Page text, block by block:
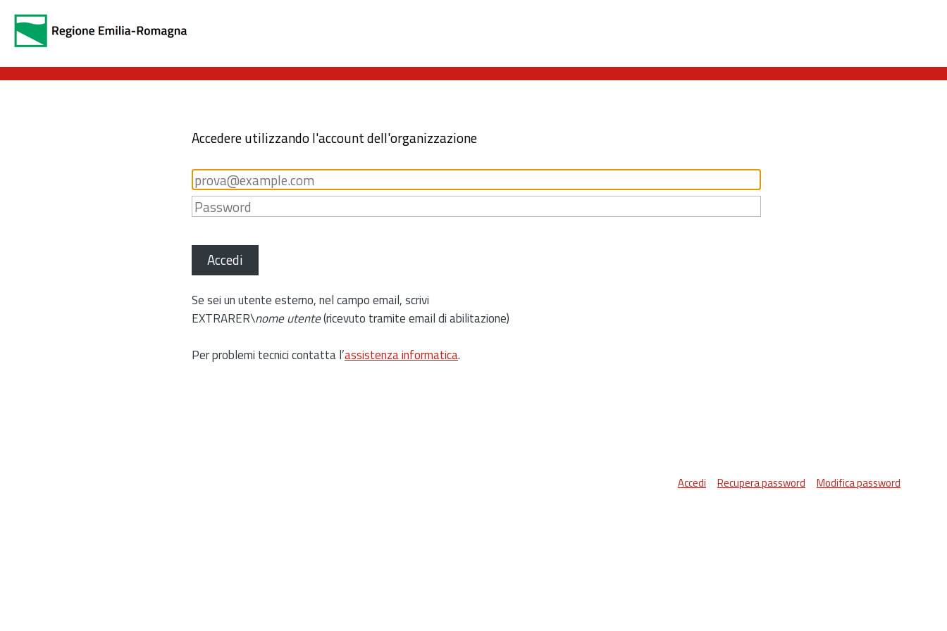
Accedere utilizzando l'account dell'organizzazione
Accedi
Se sei un utente esterno, nel campo email, scrivi
EXTRARER\nome utente(ricevuto tramite email di abilitazione)
Per problemi tecnici contatta l’assistenza informatica.
Accedi Recupera password Modifica password